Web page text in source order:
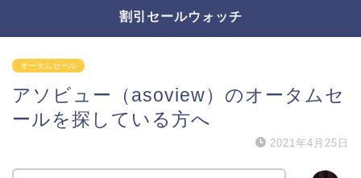
割引セールウォッチ
オータムセール
アソビュー（asoview）のオータムセ
ールを探している方へ
2021年4月25日